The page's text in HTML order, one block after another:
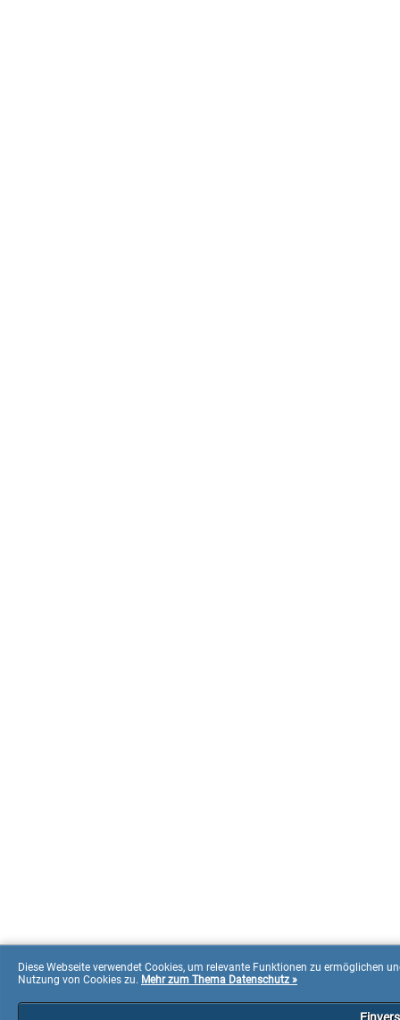
Diese Webseite verwendet Cookies, um relevante Funktionen zu ermöglichen
Nutzung von Cookies zu. Mehr zum Thema Datenschutz »